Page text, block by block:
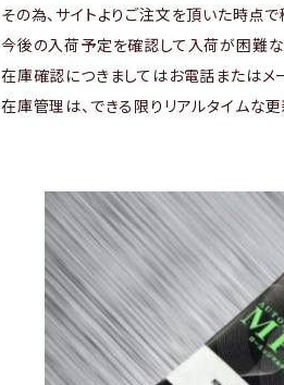
その為、サイトよりご注文を頂いた時点
今後の入荷予定を確認して入荷が困難な
在庫確認につきましてはお電話またはメ
在庫管理は、できる限りリアルタイムな